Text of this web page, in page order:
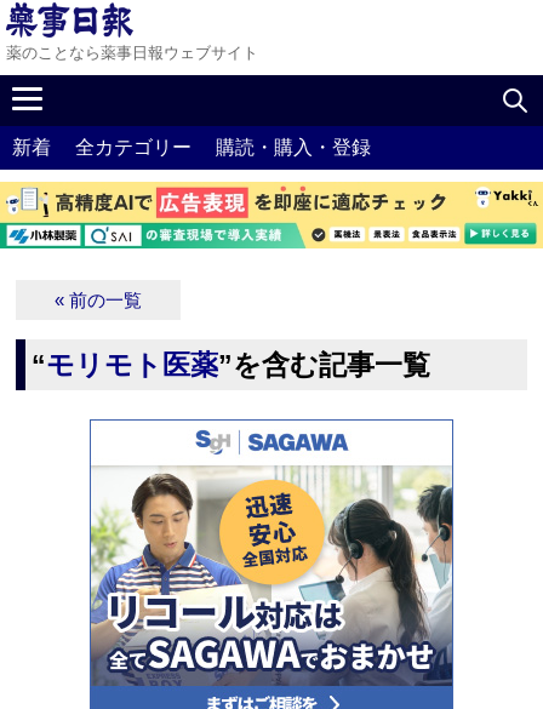
薬のことなら薬事日報ウェブサイト
新着 全カテゴリー 購読・購入・登録
« 前の一覧
“モリモト医薬”を含む記事一覧